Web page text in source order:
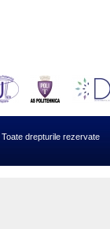
Toate drepturile rezervate